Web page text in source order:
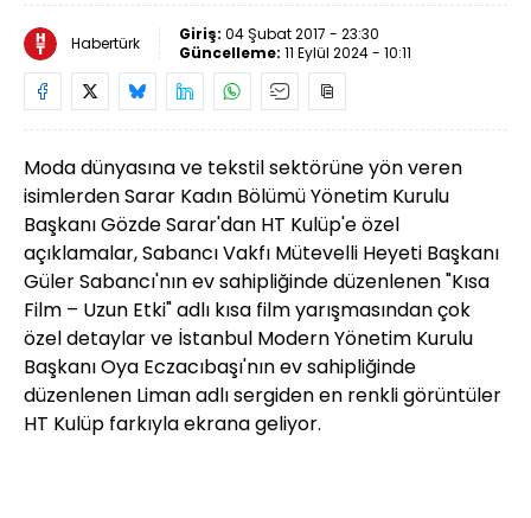
Habertürk Giriş: 04 Şubat 2017 - 23:30
Güncelleme: 11 Eylül 2024 - 10:11
Moda dünyasına ve tekstil sektörüne yön veren
isimlerden Sarar Kadın Bölümü Yönetim Kurulu
Başkanı Gözde Sarar'dan HT Kulüp'e özel
açıklamalar, Sabancı Vakfı Mütevelli Heyeti Başkanı
Güler Sabancı'nın ev sahipliğinde düzenlenen "Kısa
Film – Uzun Etki" adlı kısa film yarışmasından çok
özel detaylar ve İstanbul Modern Yönetim Kurulu
Başkanı Oya Eczacıbaşı'nın ev sahipliğinde
düzenlenen Liman adlı sergiden en renkli görüntüler
HT Kulüp farkıyla ekrana geliyor.